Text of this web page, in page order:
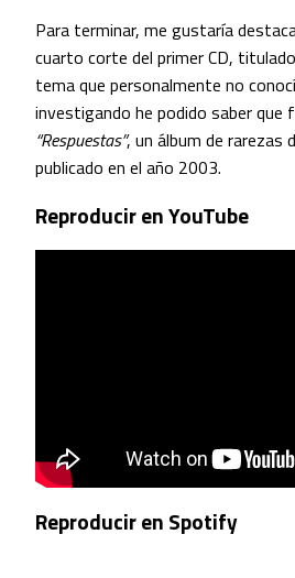
Para terminar, me gustaría
cuarto corte del primer CD, titulado
tema que personalmente no
investigando he podido saber que
“Respuestas”, un álbum de rarezas
publicado en el año 2003.
Reproducir en YouTube
Reproducir en Spotify